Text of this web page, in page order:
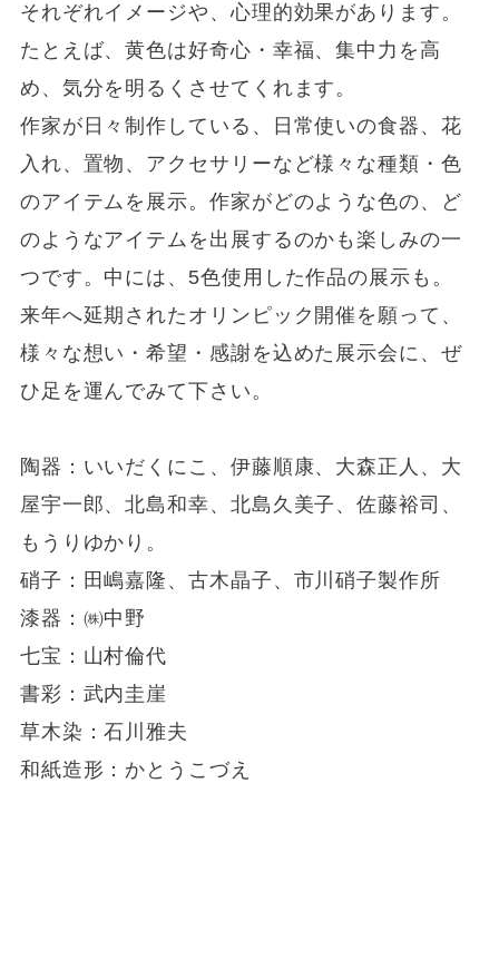
それぞれイメージや、心理的効果があります。
たとえば、黄色は好奇心・幸福、集中力を高
め、気分を明るくさせてくれます。
作家が日々制作している、日常使いの食器、花
入れ、置物、アクセサリーなど様々な種類・色
のアイテムを展示。作家がどのような色の、ど
のようなアイテムを出展するのかも楽しみの一
つです。中には、5色使用した作品の展示も。
来年へ延期されたオリンピック開催を願って、
様々な想い・希望・感謝を込めた展示会に、ぜ
ひ足を運んでみて下さい。
陶器：いいだくにこ、伊藤順康、大森正人、大
屋宇一郎、北島和幸、北島久美子、佐藤裕司、
もうりゆかり。
硝子：田嶋嘉隆、古木晶子、市川硝子製作所
漆器：㈱中野
七宝：山村倫代
書彩：武内圭崖
草木染：石川雅夫
和紙造形：かとうこづえ